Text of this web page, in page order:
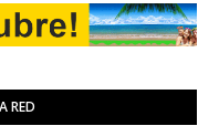
RED